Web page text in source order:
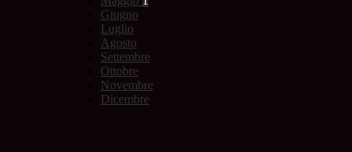
Giugno
Luglio
Agosto
Settembre
Ottobre
Novembre
Dicembre